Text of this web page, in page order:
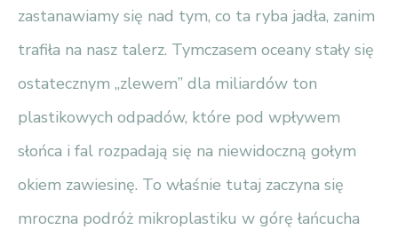
zastanawiamy się nad tym, co ta ryba jadła, zanim
trafiła na nasz talerz. Tymczasem oceany stały się
ostatecznym „zlewem” dla miliardów ton
plastikowych odpadów, które pod wpływem
słońca i fal rozpadają się na niewidoczną gołym
okiem zawiesinę. To właśnie tutaj zaczyna się
mroczna podróż mikroplastiku w górę łańcucha